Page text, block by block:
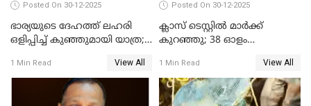
Posted On 30-12-2025
ഭാര്യയുടെ ദേഹത്ത് ലഹരി
ഒളിപ്പിച്ച് കുഞ്ഞുമായി യാത്ര;
പിടികൂടി പൊലീസ്
1 Min Read View All
Posted On 30-12-2025
ക്ലാസ് ടെസ്റ്റിൽ മാർക്ക്
കുറഞ്ഞു; 38 ഓളം
സെന്ററിലെ അധ്യാപകന്‍
മർദിച്ചതായി പരാതി
1 Min Read View All